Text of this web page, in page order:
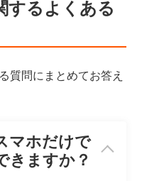
するよくある
質問にまとめてお答え
ホだけで
きますか？